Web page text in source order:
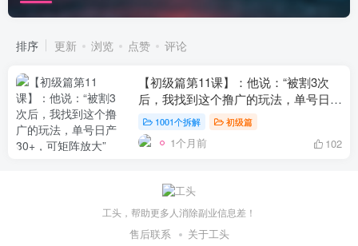
排序 更新 浏览 点赞 评论
【初级篇第11课】：他说：“被割3次
后，我找到这个撸广的玩法，单号日产
30+，可矩阵放大”
1001个拆解 初级篇
1个月前 102
工头，帮助更多人消除副业信息差！
售后联系 关于工头